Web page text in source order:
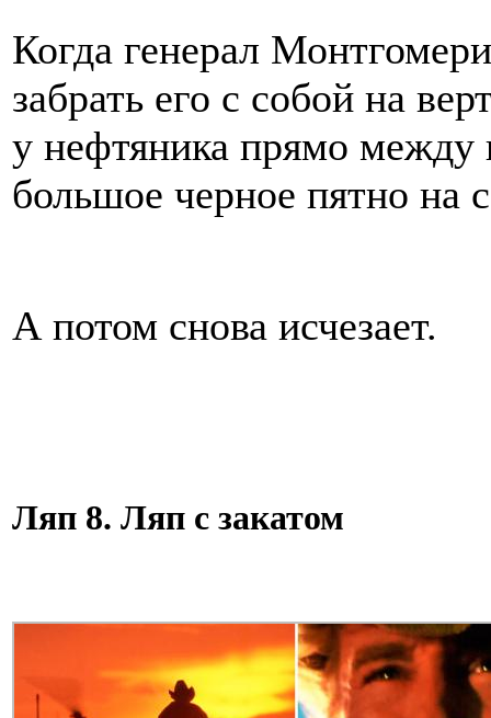
Когда генерал
забрать его с собой на
у нефтяника прямо между
большое черное пятно на
А потом снова исчезает.
Ляп 8. Ляп с закатом